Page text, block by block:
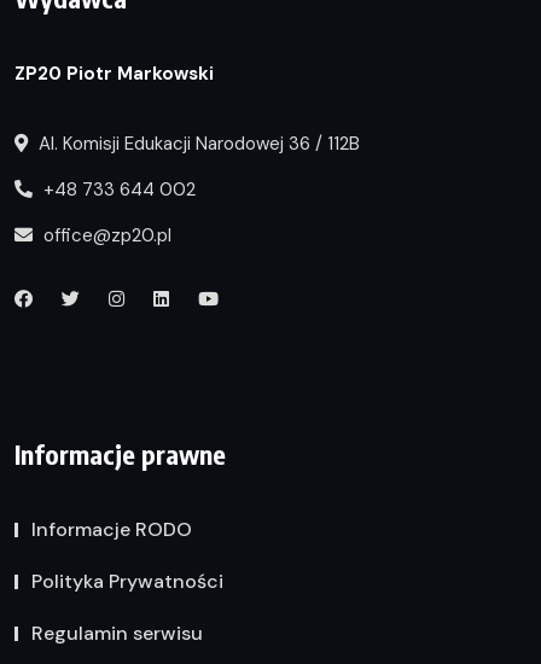
ZP20 Piotr Markowski
Al. Komisji Edukacji Narodowej 36 / 112B
+48 733 644 002
office@zp20.pl
Informacje prawne
Informacje RODO
Polityka Prywatności
Regulamin serwisu